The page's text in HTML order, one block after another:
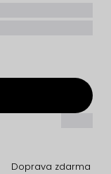
Doprava zdarma